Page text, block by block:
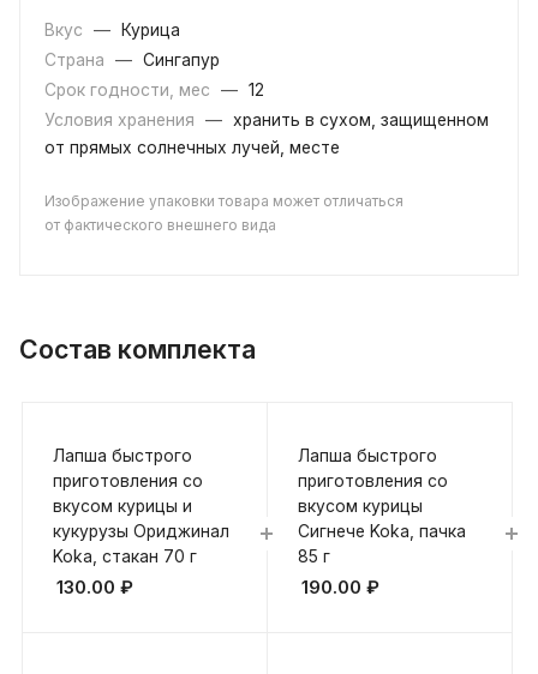
Вкус —
Курица
Страна
— Сингапур
Срок годности, мес
— 12
Условия хранения
— хранить в сухом, защищенном
от прямых солнечных лучей, месте
Изображение упаковки товара может отличаться
от фактического внешнего вида
Состав комплекта
Лапша быстрого
приготовления со
вкусом курицы и
кукурузы Ориджинал
Koka, стакан 70 г
130.00 ₽
Лапша быстрого
приготовления со
вкусом курицы
Сигнече Koka, пачка
85 г
190.00 ₽